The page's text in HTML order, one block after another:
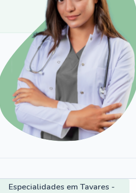
Especialidades em Tavares -